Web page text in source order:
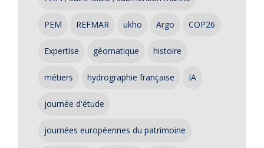
PEM REFMAR ukho Argo COP26
Expertise géomatique histoire
métiers hydrographie française IA
journée d'étude
journées européennes du patrimoine